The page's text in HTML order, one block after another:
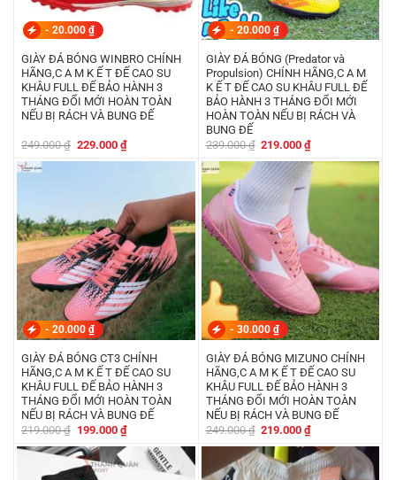
- 20.000 ₫
GIÀY ĐÁ BÓNG WINBRO CHÍNH
HÃNG,C A M K Ế T ĐẾ CAO SU
KHÂU FULL ĐẾ BẢO HÀNH 3
THÁNG ĐỔI MỚI HOÀN TOÀN
NẾU BỊ RÁCH VÀ BUNG ĐẾ
249.000₫ Giá
là:
229.000 ₫Giá
hiện
tại
- 20.000 ₫
GIÀY ĐÁ BÓNG (Predator và
Propulsion) CHÍNH HÃNG,C A M
K Ế T ĐẾ CAO SU KHÂU FULL ĐẾ
BẢO HÀNH 3 THÁNG ĐỔI MỚI
HOÀN TOÀN NẾU BỊ RÁCH VÀ
BUNG ĐẾ
239.000₫ Giá
là:
239.000 ₫.
219.000₫Giá
tại
là:
219.000 ₫.
- 20.000 ₫
GIÀY ĐÁ BÓNG CT3 CHÍNH
HÃNG,C A M K Ế T ĐẾ CAO SU
KHÂU FULL ĐẾ BẢO HÀNH 3
THÁNG ĐỔI MỚI HOÀN TOÀN
NẾU BỊ RÁCH VÀ BUNG ĐẾ
219.000₫ Giá
là:
219.000 ₫.
199.000 ₫Giá
hiện
tại
là:
199.000 ₫.
- 30.000 ₫
GIÀY ĐÁ BÓNG MIZUNO CHÍNH
HÃNG,C A M K Ế T ĐẾ CAO SU
KHÂU FULL ĐẾ BẢO HÀNH 3
THÁNG ĐỔI MỚI HOÀN TOÀN
NẾU BỊ RÁCH VÀ BUNG ĐẾ
249.000₫ Giá
là:
249.000 ₫.
219.000₫Giá
tại
là:
219.000 ₫.